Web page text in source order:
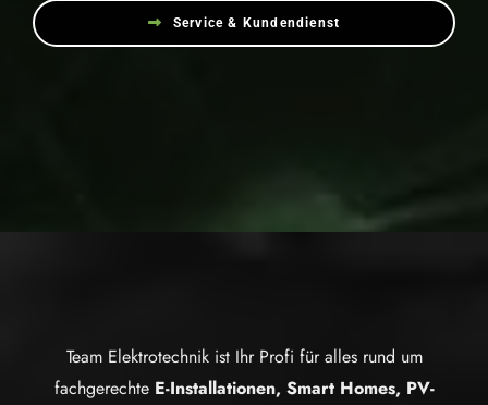
Service & Kundendienst
Team Elektrotechnik ist Ihr Profi für alles rund um
fachgerechte E-Installationen, Smart Homes, PV-